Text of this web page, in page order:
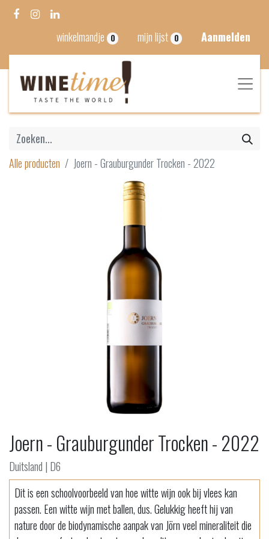
winkelmandje 0 mijn lijst 0 Aanmelden
Alle producten Joern - Grauburgunder Trocken - 2022
Joern - Grauburgunder Trocken - 2022
Duitsland | D6
Dit is een schoolvoorbeeld van hoe witte wijn ook bij vlees kan
passen. Een witte wijn met ballen, dus. Gelukkig heeft hij van
nature door de biodynamische aanpak van Jörn veel mineraliteit die